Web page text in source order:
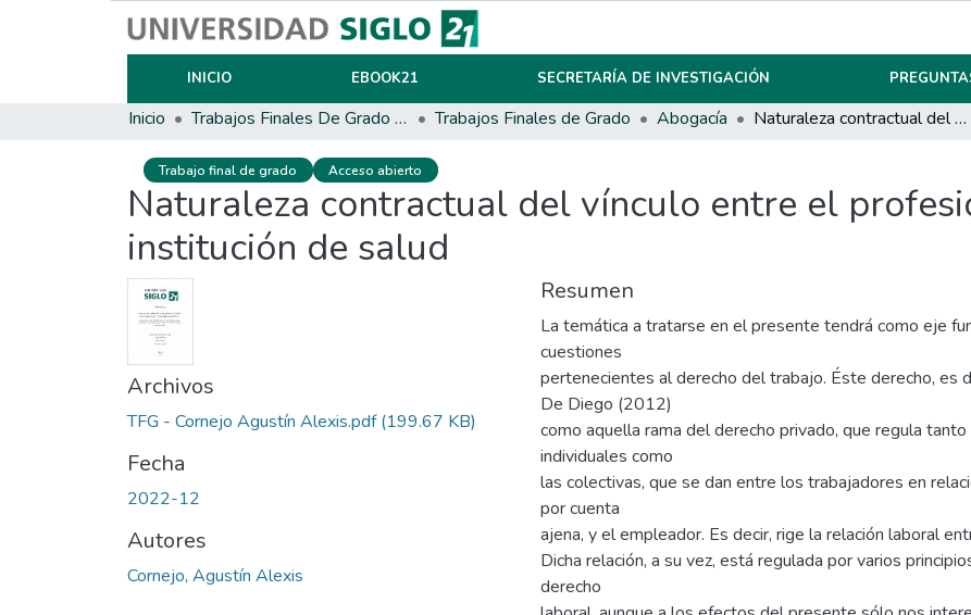
INICIO EBOOK21 SECRETARÍA DE INVESTIGACIÓN
Inicio Trabajos Finales De Grado Y Posgrado Trabajos Finales de Grado Abogacía Naturaleza contractual del vínculo entre el profesional médico y la institución de salud
Trabajo final de grado Acceso abierto
Naturaleza contractual del vínculo entre el
institución de salud
Archivos
TFG - Cornejo Agustín Alexis.pdf(199.67 KB)
Fecha
2022-12
Autores
Cornejo, Agustín Alexis
Resumen
La temática a tratarse en el presente tendrá como eje
cuestiones
pertenecientes al derecho del trabajo. Éste derecho, es
De Diego (2012)
como aquella rama del derecho privado, que regula
individuales como
las colectivas, que se dan entre los trabajadores en
por cuenta
ajena, y el empleador. Es decir, rige la relación laboral
Dicha relación, a su vez, está regulada por varios
derecho